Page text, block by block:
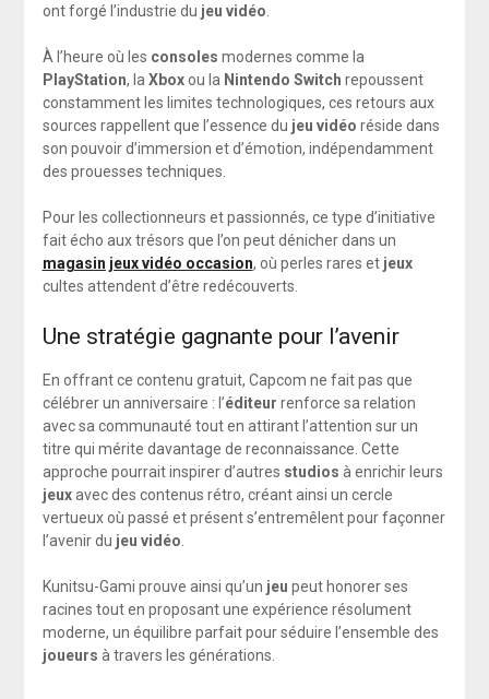
ont forgé l’industrie du jeu vidéo.
À l’heure où les consoles modernes comme la
PlayStation, laXboxou la Nintendo Switch repoussent
constamment les limites technologiques, ces retours aux
sources rappellent que l’essence du jeu vidéo réside dans
son pouvoir d’immersion et d’émotion, indépendamment
des prouesses techniques.
Pour les collectionneurs et passionnés, ce type d’initiative
fait écho aux trésors que l’on peut dénicher dans un
magasin jeux vidéo occasion, où perles rares et jeux
cultes attendent d’être redécouverts.
Une stratégie gagnante pour l’avenir
En offrant ce contenu gratuit, Capcom ne fait pas que
célébrer un anniversaire : l’éditeur renforce sa relation
avec sa communauté tout en attirant l’attention sur un
titre qui mérite davantage de reconnaissance. Cette
approche pourrait inspirer d’autres studios à enrichir leurs
jeuxavec des contenus rétro, créant ainsi un cercle
vertueux où passé et présent s’entremêlent pour façonner
l’avenir du jeu vidéo.
Kunitsu-Gami prouve ainsi qu’un jeu peut honorer ses
racines tout en proposant une expérience résolument
moderne, un équilibre parfait pour séduire l’ensemble des
joueurs à travers les générations.